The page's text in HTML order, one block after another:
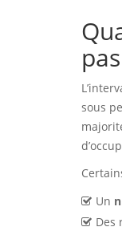
sous
Un
Des